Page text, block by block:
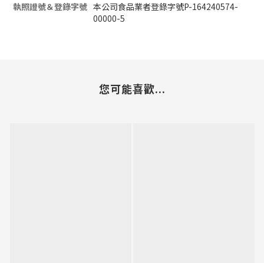
執照證號＆登錄字號 本公司食品業者登錄字號P-164240574-
00000-5
您可能喜歡...